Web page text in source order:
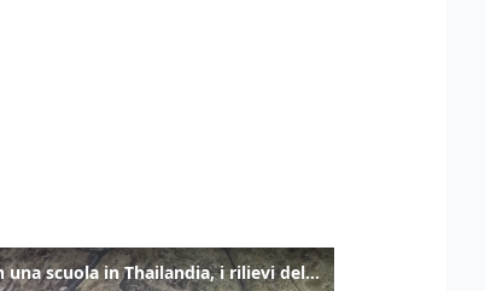
Sparatoria in una scuola in Thailandia, i rilievi della polizia